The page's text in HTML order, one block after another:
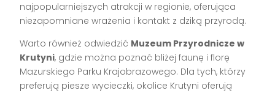
najpopularniejszych atrakcji w regionie, oferująca
niezapomniane wrażenia i kontakt z dziką przyrodą.
Warto również odwiedzić Muzeum Przyrodnicze w
Krutyni, gdzie można poznać bliżej faunę i florę
Mazurskiego Parku Krajobrazowego. Dla tych, którzy
preferują piesze wycieczki, okolice Krutyni oferują